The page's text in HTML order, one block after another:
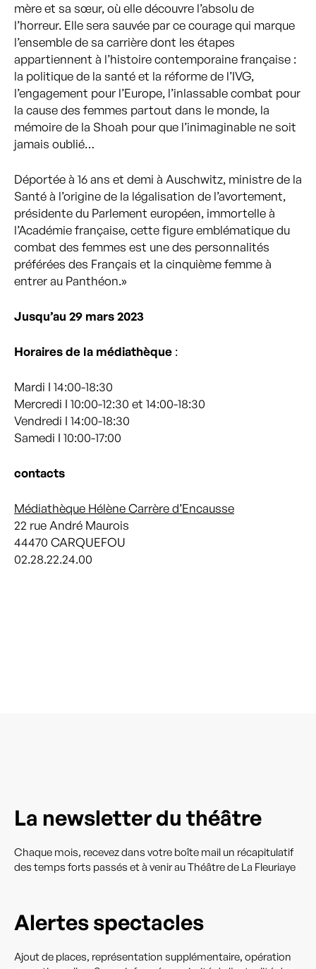
mère et sa sœur, où elle découvre l’absolu de
l’horreur. Elle sera sauvée par ce courage qui marque
l’ensemble de sa carrière dont les étapes
appartiennent à l’histoire contemporaine française :
la politique de la santé et la réforme de l’IVG,
l’engagement pour l’Europe, l’inlassable combat pour
la cause des femmes partout dans le monde, la
mémoire de la Shoah pour que l’inimaginable ne soit
jamais oublié…
Déportée à 16 ans et demi à Auschwitz, ministre de la
Santé à l’origine de la légalisation de l’avortement,
présidente du Parlement européen, immortelle à
l’Académie française, cette figure emblématique du
combat des femmes est une des personnalités
préférées des Français et la cinquième femme à
entrer au Panthéon.»
Jusqu’au 29 mars 2023
Horaires de la médiathèque :
Mardi I 14:00-18:30
Mercredi I 10:00-12:30 et 14:00-18:30
Vendredi I 14:00-18:30
Samedi I 10:00-17:00
contacts
Médiathèque Hélène Carrère d’Encausse
22 rue André Maurois
44470 CARQUEFOU
02.28.22.24.00
La newsletter du théâtre
Chaque mois, recevez dans votre boîte mail un récapitulatif
des temps forts passés et à venir au Théâtre de La Fleuriaye
Alertes spectacles
Ajout de places, représentation supplémentaire, opération